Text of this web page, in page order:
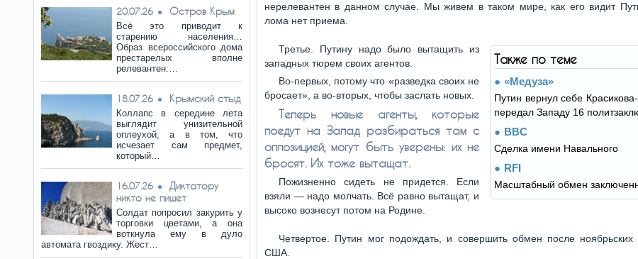
20.07.26 Остров Крым
Всё это приводит к
старению населения…
Образ всероссийского дома
престарелых вполне
релевантен:…
18.07.26 Крымский стыд
Коллапс в середине лета
выглядит унизительной
оплеухой, а в том, что
исчезает сам предмет,
который…
16.07.26
Диктатору
никто не пишет
Солдат попросил закурить у
торговки цветами, а она
воткнула ему в дуло
автомата гвоздику. Жест…
нерелевантен в данном случае. Мы живем в таком мире, как его видит
лома нет приема.
Также по теме
«Медуза»
Путин вернул себе
передал Западу 16
BBC
Сделка имени Навального
RFI
Масштабный обмен
Третье. Путину надо было вытащить из
западных тюрем своих агентов.
Во-первых, потому что «разведка своих не
бросает», а во-вторых, чтобы заслать новых.
Теперь новые агенты, которые
поедут на Запад разбираться там с
оппозицией, могут быть уверены: их не
бросят. Их тоже вытащат.
Пожизненно сидеть не придется. Если
взяли — надо молчать. Всё равно вытащат, и
высоко вознесут потом на Родине.
Четвертое. Путин мог подождать, и совершить обмен после
США.